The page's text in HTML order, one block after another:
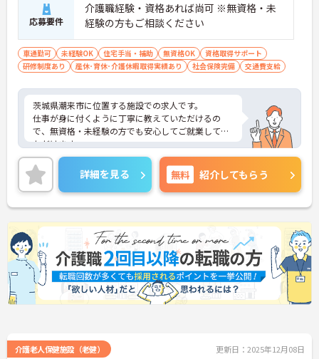
応募要件
介護職経験・資格あれば尚可 ※無資格・未
経験の方もご相談ください
車通勤可 未経験OK 住宅手当・補助 無資格OK
資格取得サポート
研修制度あり
産休･育休･介護休暇取得実績あり 社会保険完備 交通費支給
茨城県潮来市に位置する施設での求人です。
仕事が身に付くように丁寧に教えていただけるの
で、無資格・未経験の方でも安心してご就業してい
ただけます。
ご興味のある方は、お気軽にお問い合わせくださ
い。
詳細を見る 無料 紹介してもらう
介護老人保健施設（老健） 更新日：2025年12月08日